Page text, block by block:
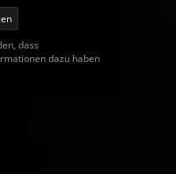
dass
dazu haben